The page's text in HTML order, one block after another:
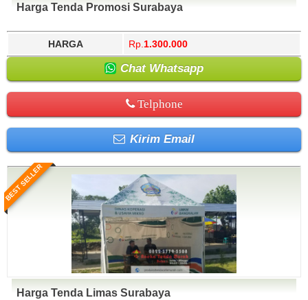
Harga Tenda Promosi Surabaya
HARGA Rp. 1.300.000
Chat Whatsapp
Telphone
Kirim Email
BEST SELLER
Harga Tenda Limas Surabaya